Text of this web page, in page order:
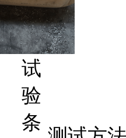
试
验
条